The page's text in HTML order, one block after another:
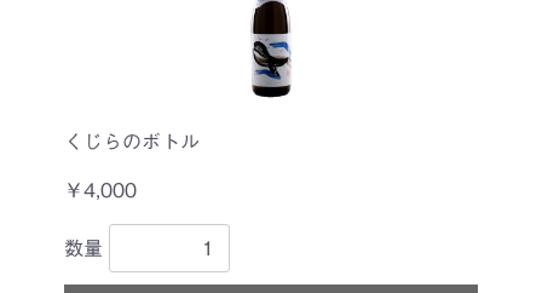
くじらのボトル
￥4,000
数量